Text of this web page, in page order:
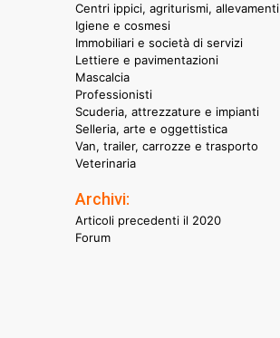
Centri ippici, agriturismi, allevamenti
Igiene e cosmesi
Immobiliari e società di servizi
Lettiere e pavimentazioni
Mascalcia
Professionisti
Scuderia, attrezzature e impianti
Selleria, arte e oggettistica
Van, trailer, carrozze e trasporto
Veterinaria
Archivi:
Articoli precedenti il 2020
Forum